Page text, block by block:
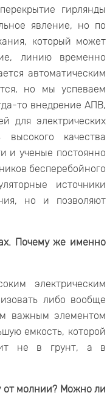
гирлянды
явление, но по
который может
линию временно
автоматическим
но мы успеваем
то внедрение АПВ,
для электрических
качества
и ученые постоянно
бесперебойного
источники
но и позволяют
Почему же именно
электрическим
либо вообще
важным элементом
емкость, которой
не в грунт, а в
от молнии? Можно ли